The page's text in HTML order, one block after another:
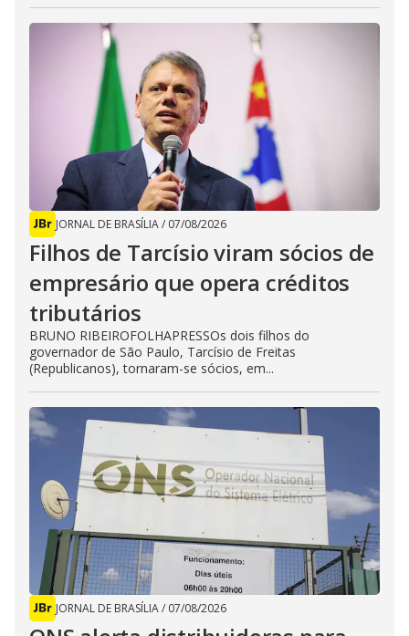
JORNAL DE BRASÍLIA/ 07/08/2026
Filhos de Tarcísio viram sócios de
empresário que opera créditos
tributários
BRUNO RIBEIROFOLHAPRESSOs dois filhos do
governador de São Paulo, Tarcísio de Freitas
(Republicanos), tornaram-se sócios, em...
JORNAL DE BRASÍLIA/ 07/08/2026